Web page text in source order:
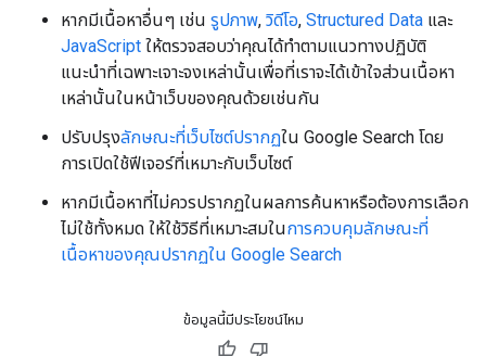
หากมีเนื้อหาอื่นๆ เช่น รูปภาพ, วิดีโอ, Structured Data และ
JavaScript ให้ตรวจสอบว่าคุณได้ทำตามแนวทางปฏิบัติ
แนะนำที่เฉพาะเจาะจงเหล่านั้นเพื่อที่เราจะได้เข้าใจส่วนเนื้อหา
เหล่านั้นในหน้าเว็บของคุณด้วยเช่นกัน
ปรับปรุงลักษณะที่เว็บไซต์ปรากฏใน Google Search โดย
การเปิดใช้ฟีเจอร์ที่เหมาะกับเว็บไซต์
หากมีเนื้อหาที่ไม่ควรปรากฏในผลการค้นหาหรือต้องการเลือก
ไม่ใช้ทั้งหมด ให้ใช้วิธีที่เหมาะสมในการควบคุมลักษณะที่
เนื้อหาของคุณปรากฏใน Google Search
ข้อมูลนี้มีประโยชน์ไหม